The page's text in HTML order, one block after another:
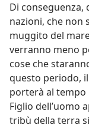
Di conseguenza,
nazioni, che non
muggito del
verranno meno
cose che
questo periodo,
porterà al tempo
Figlio dell’uomo
tribù della terra